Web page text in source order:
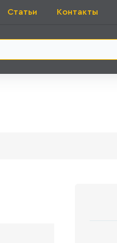
Статьи Контакты